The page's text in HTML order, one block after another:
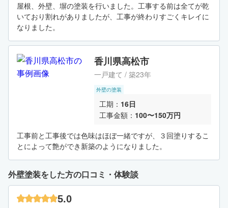
屋根、外壁、塀の塗装を行いました。工事する前は全てが乾
いており割れがありましたが、工事が終わりすごくキレイに
なりました。
香川県高松市
一戸建て / 築23年
外壁の塗装
工期： 16日
工事金額： 100〜150万円
工事前と工事後では色味はほぼ一緒ですが、３回塗りするこ
とによって艶ができ新築のようになりました。
外壁塗装をした方の口コミ・体験談
5.0